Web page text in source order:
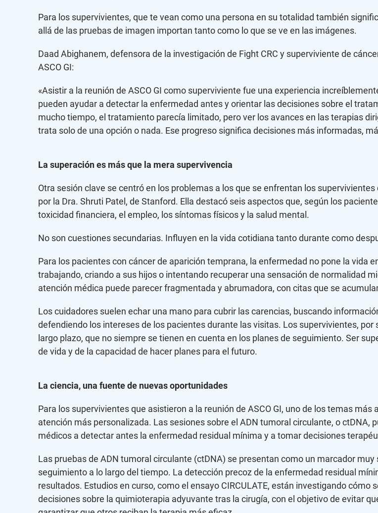
Para los supervivientes, que te vean como una persona en su totalidad también
allá de las pruebas de imagen importan tanto como lo que se ve en las imágenes.
Daad Abighanem, defensora de la investigación de Fight CRC y superviviente de
ASCO GI:
«Asistir a la reunión de ASCO GI como superviviente fue una experiencia
pueden ayudar a detectar la enfermedad antes y orientar las decisiones sobre el
mucho tiempo, el tratamiento parecía limitado, pero ver los avances en las terapias
trata solo de una opción o nada. Ese progreso significa decisiones más informadas,
La superación es más que la mera supervivencia
Otra sesión clave se centró en los problemas a los que se enfrentan los
por la Dra. Shruti Patel, de Stanford. Ella destacó seis aspectos que, según los
toxicidad financiera, el empleo, los síntomas físicos y la salud mental.
No son cuestiones secundarias. Influyen en la vida cotidiana tanto durante como
Para los pacientes con cáncer de aparición temprana, la enfermedad no pone la vida
trabajando, criando a sus hijos o intentando recuperar una sensación de normalidad
atención médica puede parecer fragmentada y abrumadora, con citas que se
Los cuidadores suelen echar una mano para cubrir las carencias, buscando
defendiendo los intereses de los pacientes durante las visitas. Los supervivientes,
largo plazo, que no siempre se tienen en cuenta en los planes de seguimiento. Ser
de vida y de la capacidad de hacer planes para el futuro.
La ciencia, una fuente de nuevas oportunidades
Para los supervivientes que asistieron a la reunión de ASCO GI, uno de los temas
atención más personalizada. Las sesiones sobre el ADN tumoral circulante, o ctDNA,
médicos a detectar antes la enfermedad residual mínima y a tomar decisiones
Las pruebas de ADN tumoral circulante (ctDNA) se presentan como un marcador
seguimiento a lo largo del tiempo. La detección precoz de la enfermedad residual
resultados. Estudios en curso, como el ensayo CIRCULATE, están investigando
decisiones sobre la quimioterapia adyuvante tras la cirugía, con el objetivo de evitar